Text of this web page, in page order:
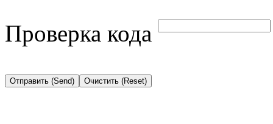
Проверка кода